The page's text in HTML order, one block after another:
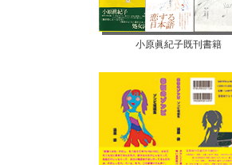
小原眞紀子既刊書籍